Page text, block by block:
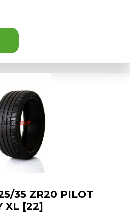
35 ZR20 PILOT
XL [22]